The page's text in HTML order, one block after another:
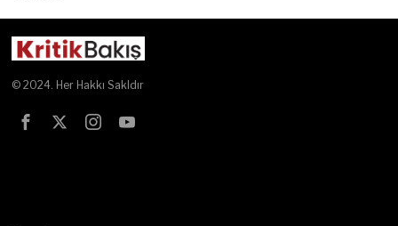
© 2024. Her Hakkı Sakldır